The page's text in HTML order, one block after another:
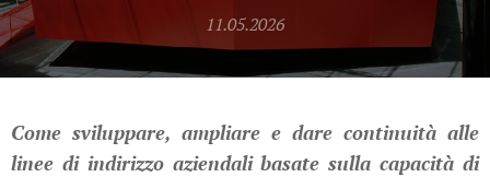
11.05.2026
Come sviluppare, ampliare e dare continuità alle
linee di indirizzo aziendali basate sulla capacità di